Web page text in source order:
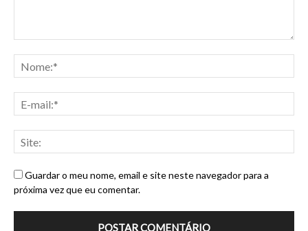
Guardar o meu nome, email e site neste navegador para a
próxima vez que eu comentar.